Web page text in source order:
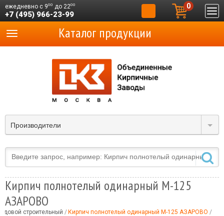
ежедневно с 900 до 2200
+7 (495) 966-23-99
0
Производители
Каталог продукции
Кирпич полнотелый одинарный М-125
АЗАРОВО
строительный Кирпич полнотелый одинарный М-125 АЗАРОВО